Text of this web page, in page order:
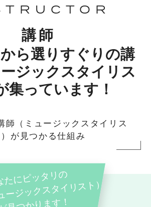
講師
ら選りすぐりの講
ジックスタイリス
集っています！
師（ミュージックスタイリス
）が見つかる仕組み